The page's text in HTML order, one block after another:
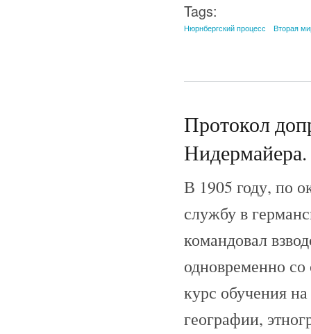
Tags:
Нюрнбергский процесс Вторая
Протокол
Нидермайера.
В 1905 году, по
службу в
командовал
одновременно
курс обучения
географии,